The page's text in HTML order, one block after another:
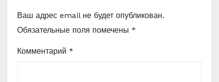
Ваш адрес email не будет опубликован.
Обязательные поля помечены *
Комментарий *